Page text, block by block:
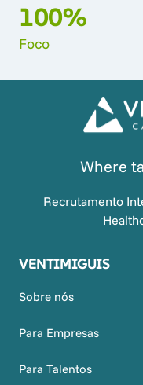
100%
Foco
Where
Recrutamento
VENTIMIGUIS
Sobre nós
Para Empresas
Para Talentos